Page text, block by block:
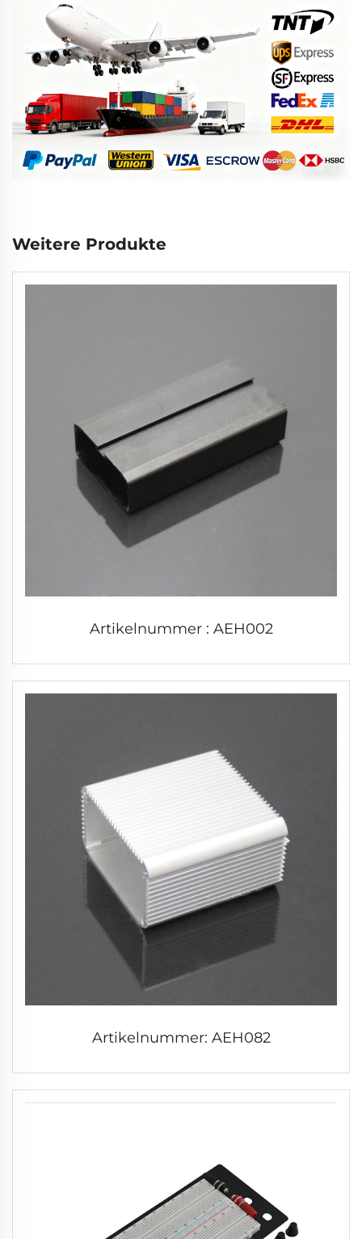
Weitere Produkte
Artikelnummer : AEH002
Artikelnummer: AEH082